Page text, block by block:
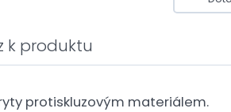
k produktu
protiskluzovým materiálem.